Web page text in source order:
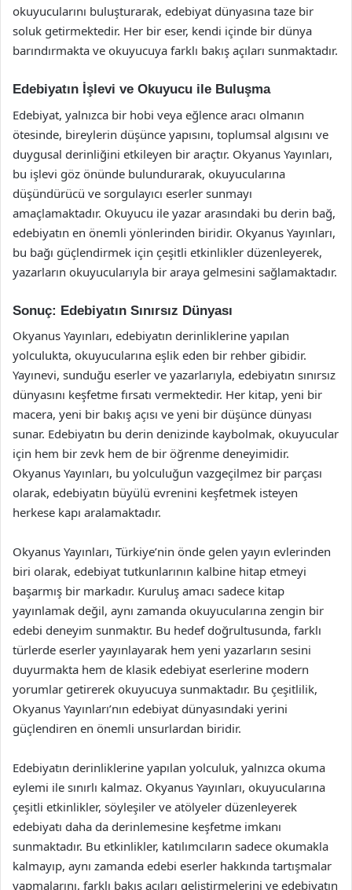
okuyucularını buluşturarak, edebiyat dünyasına taze bir
soluk getirmektedir. Her bir eser, kendi içinde bir dünya
barındırmakta ve okuyucuya farklı bakış açıları sunmaktadır.
Edebiyatın İşlevi ve Okuyucu ile Buluşma
Edebiyat, yalnızca bir hobi veya eğlence aracı olmanın
ötesinde, bireylerin düşünce yapısını, toplumsal algısını ve
duygusal derinliğini etkileyen bir araçtır. Okyanus Yayınları,
bu işlevi göz önünde bulundurarak, okuyucularına
düşündürücü ve sorgulayıcı eserler sunmayı
amaçlamaktadır. Okuyucu ile yazar arasındaki bu derin bağ,
edebiyatın en önemli yönlerinden biridir. Okyanus Yayınları,
bu bağı güçlendirmek için çeşitli etkinlikler düzenleyerek,
yazarların okuyucularıyla bir araya gelmesini sağlamaktadır.
Sonuç: Edebiyatın Sınırsız Dünyası
Okyanus Yayınları, edebiyatın derinliklerine yapılan
yolculukta, okuyucularına eşlik eden bir rehber gibidir.
Yayınevi, sunduğu eserler ve yazarlarıyla, edebiyatın sınırsız
dünyasını keşfetme fırsatı vermektedir. Her kitap, yeni bir
macera, yeni bir bakış açısı ve yeni bir düşünce dünyası
sunar. Edebiyatın bu derin denizinde kaybolmak, okuyucular
için hem bir zevk hem de bir öğrenme deneyimidir.
Okyanus Yayınları, bu yolculuğun vazgeçilmez bir parçası
olarak, edebiyatın büyülü evrenini keşfetmek isteyen
herkese kapı aralamaktadır.
Okyanus Yayınları, Türkiye’nin önde gelen yayın evlerinden
biri olarak, edebiyat tutkunlarının kalbine hitap etmeyi
başarmış bir markadır. Kuruluş amacı sadece kitap
yayınlamak değil, aynı zamanda okuyucularına zengin bir
edebi deneyim sunmaktır. Bu hedef doğrultusunda, farklı
türlerde eserler yayınlayarak hem yeni yazarların sesini
duyurmakta hem de klasik edebiyat eserlerine modern
yorumlar getirerek okuyucuya sunmaktadır. Bu çeşitlilik,
Okyanus Yayınları’nın edebiyat dünyasındaki yerini
güçlendiren en önemli unsurlardan biridir.
Edebiyatın derinliklerine yapılan yolculuk, yalnızca okuma
eylemi ile sınırlı kalmaz. Okyanus Yayınları, okuyucularına
çeşitli etkinlikler, söyleşiler ve atölyeler düzenleyerek
edebiyatı daha da derinlemesine keşfetme imkanı
sunmaktadır. Bu etkinlikler, katılımcıların sadece okumakla
kalmayıp, aynı zamanda edebi eserler hakkında tartışmalar
yapmalarını, farklı bakış açıları geliştirmelerini ve edebiyatın